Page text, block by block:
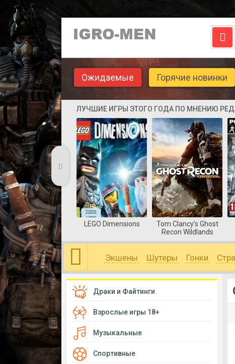
Ожидаемые Горячие новинки
ЛУЧШИЕ ИГРЫ ЭТОГО ГОДА ПО МНЕНИЮ
LEGO Dimensions
Tom Clancy's Ghost
Recon Wildlands
Экшены Шутеры Гонки
Драки и Файтинги
Взрослые игры 18+
Музыкальные
Спортивные